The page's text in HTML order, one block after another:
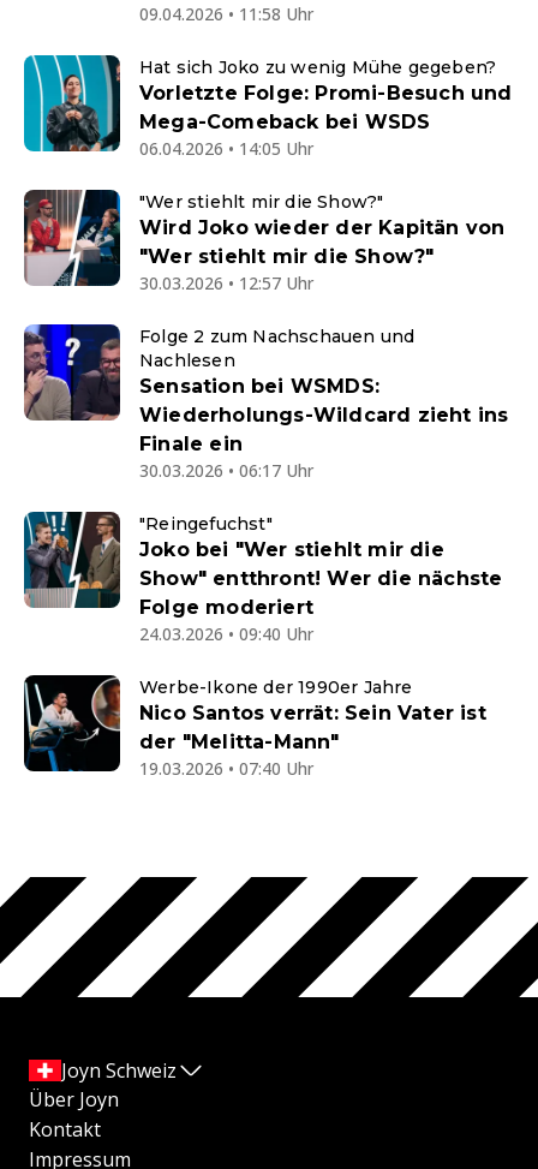
09.04.2026 • 11:58 Uhr
Hat sich Joko zu wenig Mühe gegeben?
Vorletzte Folge: Promi-Besuch und
Mega-Comeback bei WSDS
06.04.2026 • 14:05 Uhr
"Wer stiehlt mir die Show?"
Wird Joko wieder der Kapitän von
"Wer stiehlt mir die Show?"
30.03.2026 • 12:57 Uhr
Folge 2 zum Nachschauen und
Nachlesen
Sensation bei WSMDS:
Wiederholungs-Wildcard zieht ins
Finale ein
30.03.2026 • 06:17 Uhr
"Reingefuchst"
Joko bei "Wer stiehlt mir die
Show" entthront! Wer die nächste
Folge moderiert
24.03.2026 • 09:40 Uhr
Werbe-Ikone der 1990er Jahre
Nico Santos verrät: Sein Vater ist
der "Melitta-Mann"
19.03.2026 • 07:40 Uhr
Joyn Schweiz
Über Joyn
Kontakt
Impressum